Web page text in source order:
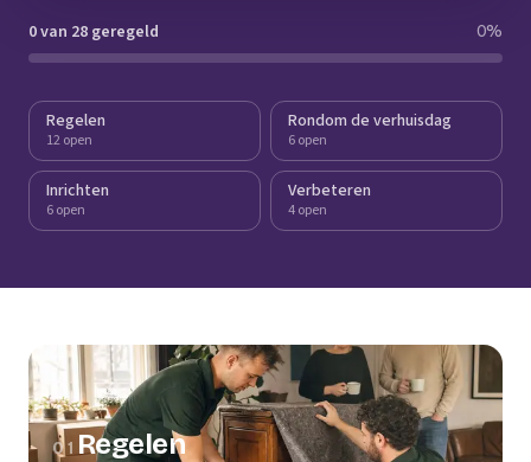
0 van 28 geregeld 0%
Regelen
12 open
Rondom de verhuisdag
6 open
Inrichten
6 open
Verbeteren
4 open
01 Regelen